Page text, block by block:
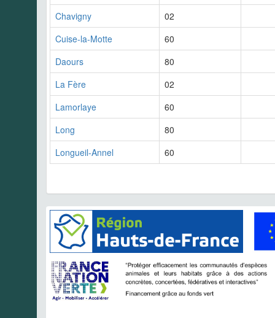
Chavigny
02
Cuise-la-Motte
60
Daours
80
La Fère
02
Lamorlaye
60
Long
80
Longueil-Annel
60